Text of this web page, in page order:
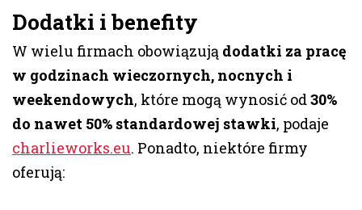
Dodatki i benefity
W wielu firmach obowiązują dodatki za pracę
w godzinach wieczornych, nocnych i
weekendowych, które mogą wynosić od30%
do nawet 50% standardowej stawki, podaje
charlieworks.eu. Ponadto, niektóre firmy
oferują: